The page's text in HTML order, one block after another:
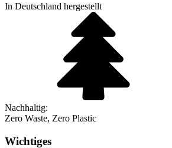
In Deutschland hergestellt
Nachhaltig:
Zero Waste, Zero Plastic
Wichtiges